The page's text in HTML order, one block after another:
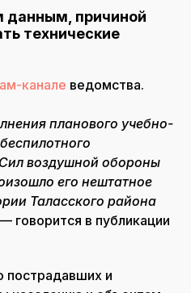
данным, причиной
технические
канале ведомства.
планового учебно-
воздушной обороны
его нештатное
Таласского района
— говорится в публикации
пострадавших и